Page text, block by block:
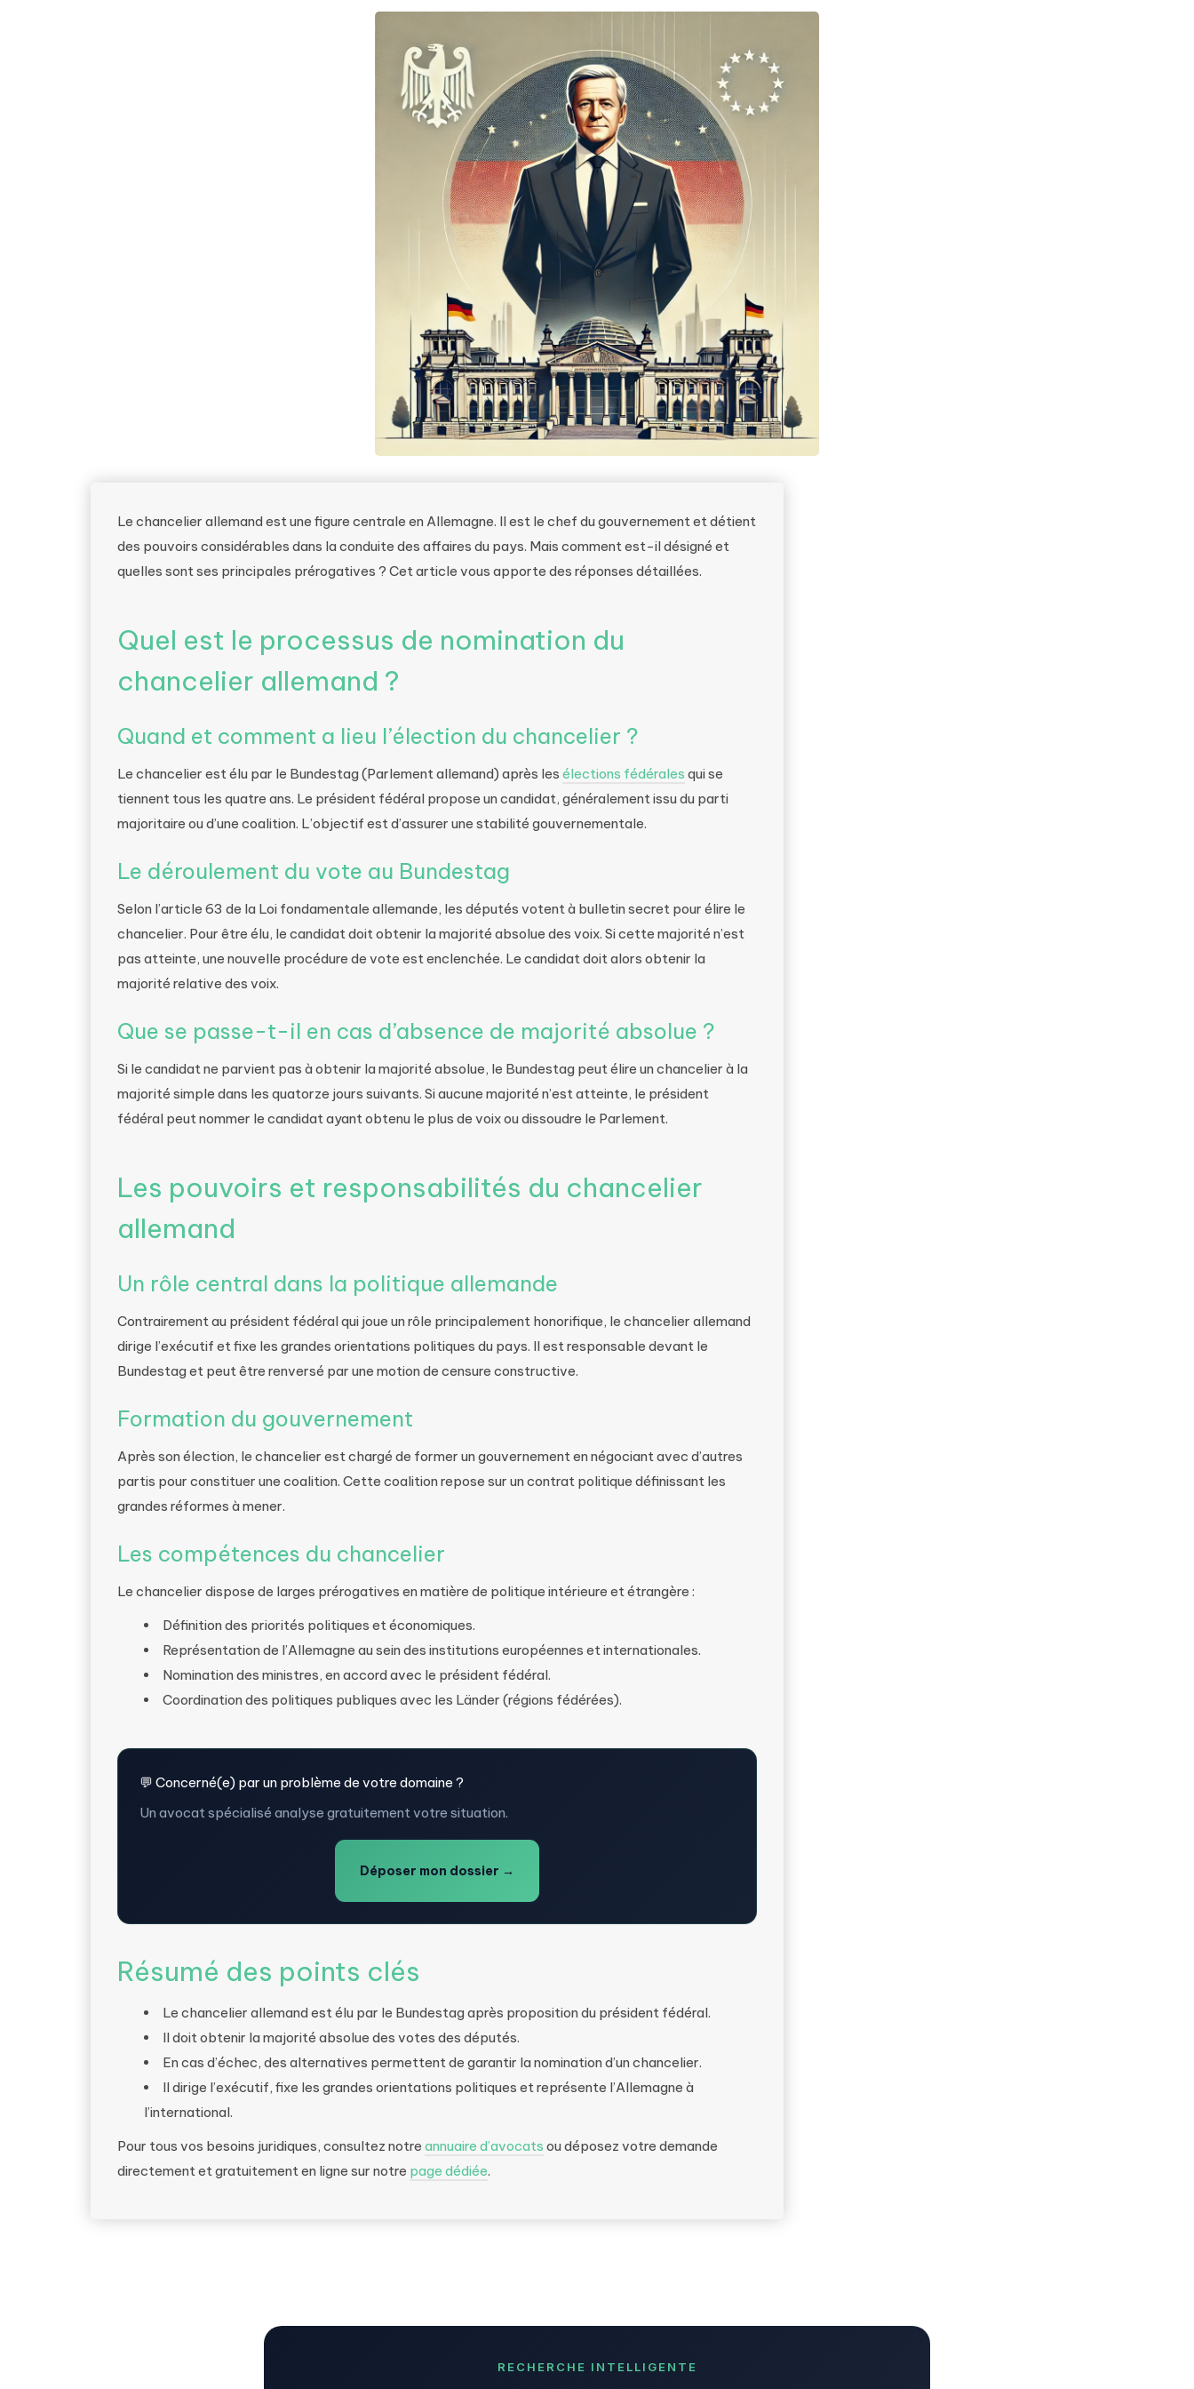
Le chancelier allemand est une figure centrale en Allemagne. Il est le chef du gouvernement et détient
des pouvoirs considérables dans la conduite des affaires du pays. Mais comment est-il désigné et
quelles sont ses principales prérogatives ? Cet article vous apporte des réponses détaillées.
Quel est le processus de nomination du
chancelier allemand ?
Quand et comment a lieu l’élection du chancelier ?
Le chancelier est élu par le Bundestag (Parlement allemand) après les élections fédérales qui se
tiennent tous les quatre ans. Le président fédéral propose un candidat, généralement issu du parti
majoritaire ou d’une coalition. L’objectif est d’assurer une stabilité gouvernementale.
Le déroulement du vote au Bundestag
Selon l’article 63 de la Loi fondamentale allemande, les députés votent à bulletin secret pour élire le
chancelier. Pour être élu, le candidat doit obtenir la majorité absolue des voix. Si cette majorité n’est
pas atteinte, une nouvelle procédure de vote est enclenchée. Le candidat doit alors obtenir la
majorité relative des voix.
Que se passe-t-il en cas d’absence de majorité absolue ?
Si le candidat ne parvient pas à obtenir la majorité absolue, le Bundestag peut élire un chancelier à la
majorité simple dans les quatorze jours suivants. Si aucune majorité n’est atteinte, le président
fédéral peut nommer le candidat ayant obtenu le plus de voix ou dissoudre le Parlement.
Les pouvoirs et responsabilités du chancelier
allemand
Un rôle central dans la politique allemande
Contrairement au président fédéral qui joue un rôle principalement honorifique, le chancelier allemand
dirige l’exécutif et fixe les grandes orientations politiques du pays. Il est responsable devant le
Bundestag et peut être renversé par une motion de censure constructive.
Formation du gouvernement
Après son élection, le chancelier est chargé de former un gouvernement en négociant avec d’autres
partis pour constituer une coalition. Cette coalition repose sur un contrat politique définissant les
grandes réformes à mener.
Les compétences du chancelier
Le chancelier dispose de larges prérogatives en matière de politique intérieure et étrangère :
Définition des priorités politiques et économiques.
Représentation de l’Allemagne au sein des institutions européennes et internationales.
Nomination des ministres, en accord avec le président fédéral.
Coordination des politiques publiques avec les Länder (régions fédérées).
💬 Concerné(e) par un problème de votre domaine ?
Un avocat spécialisé analyse gratuitement votre situation.
Déposer mon dossier →
Résumé des points clés
Le chancelier allemand est élu par le Bundestag après proposition du président fédéral.
Il doit obtenir la majorité absolue des votes des députés.
En cas d’échec, des alternatives permettent de garantir la nomination d’un chancelier.
Il dirige l’exécutif, fixe les grandes orientations politiques et représente l’Allemagne à
l’international.
Pour tous vos besoins juridiques, consultez notre annuaire d’avocats ou déposez votre demande
directement et gratuitement en ligne sur notre page dédiée.
RECHERCHE INTELLIGENTE